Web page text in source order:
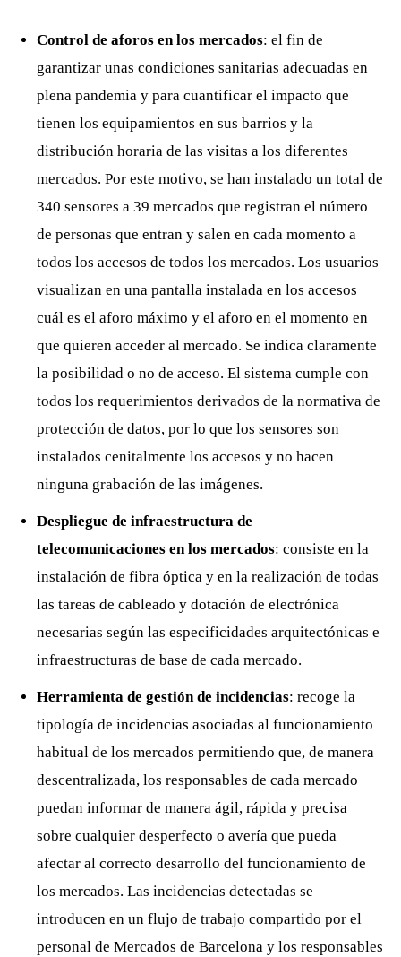
Control de aforos en los mercados: el fin de
garantizar unas condiciones sanitarias adecuadas en
plena pandemia y para cuantificar el impacto que
tienen los equipamientos en sus barrios y la
distribución horaria de las visitas a los diferentes
mercados. Por este motivo, se han instalado un total de
340 sensores a 39 mercados que registran el número
de personas que entran y salen en cada momento a
todos los accesos de todos los mercados. Los usuarios
visualizan en una pantalla instalada en los accesos
cuál es el aforo máximo y el aforo en el momento en
que quieren acceder al mercado. Se indica claramente
la posibilidad o no de acceso. El sistema cumple con
todos los requerimientos derivados de la normativa de
protección de datos, por lo que los sensores son
instalados cenitalmente los accesos y no hacen
ninguna grabación de las imágenes.
Despliegue de infraestructura de
telecomunicaciones en los mercados: consiste en la
instalación de fibra óptica y en la realización de todas
las tareas de cableado y dotación de electrónica
necesarias según las especificidades arquitectónicas e
infraestructuras de base de cada mercado.
Herramienta de gestión de incidencias: recoge la
tipología de incidencias asociadas al funcionamiento
habitual de los mercados permitiendo que, de manera
descentralizada, los responsables de cada mercado
puedan informar de manera ágil, rápida y precisa
sobre cualquier desperfecto o avería que pueda
afectar al correcto desarrollo del funcionamiento de
los mercados. Las incidencias detectadas se
introducen en un flujo de trabajo compartido por el
personal de Mercados de Barcelona y los responsables